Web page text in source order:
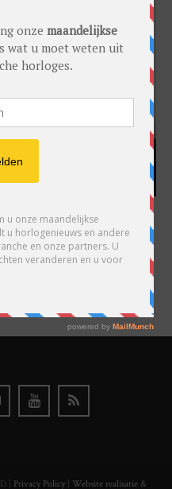
Een horlogeliefhebber en
al decennia teruggaat. Voor
als de oneindige interesse in
| Privacy Policy Website realisatie &